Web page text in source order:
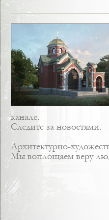
канале.
Следите за новостями.
Архитектурно-
Мы воплощаем веру